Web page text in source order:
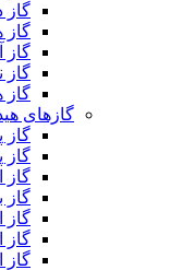
گاز
گاز
گاز
گاز
گاز
گازهای
گاز
گاز
گاز
گاز
گاز
گاز
گاز